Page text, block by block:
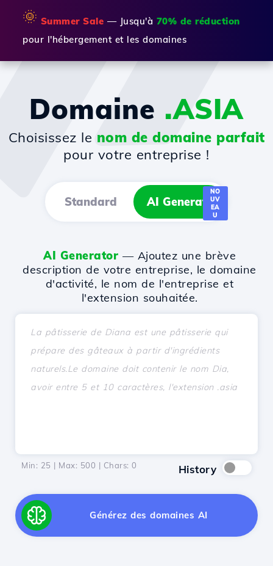
🌞 Summer Sale — Jusqu'à 70% de réduction
pour l'hébergement et les domaines
Domaine .ASIA
Choisissez le nom de domaine parfait
pour votre entreprise !
Standard AI Generator
NO
UV
EA
U
AI Generator — Ajoutez une brève
description de votre entreprise, le domaine
d'activité, le nom de l'entreprise et
l'extension souhaitée.
Min: 25 | Max: 500 | Chars: 0 History
Générez des domaines AI